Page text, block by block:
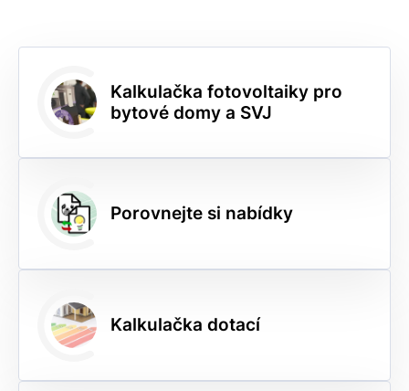
Kalkulačka fotovoltaiky pro
bytové domy a SVJ
Porovnejte si nabídky
Kalkulačka dotací